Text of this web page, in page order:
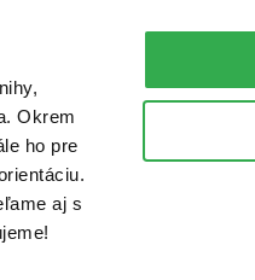
Okrem
ho pre
aj s